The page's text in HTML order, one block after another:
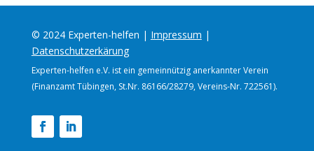
© 2024 Experten-helfen | Impressum |
Datenschutzerkärung
Experten-helfen e.V. ist ein gemeinnützig anerkannter Verein
(Finanzamt Tübingen, St.Nr. 86166/28279, Vereins-Nr. 722561).